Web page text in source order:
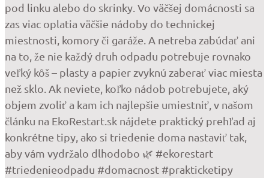
pod linku alebo do skrinky. Vo väčšej domácnosti sa
zas viac oplatia väčšie nádoby do technickej
miestnosti, komory či garáže. A netreba zabúdať ani
na to, že nie každý druh odpadu potrebuje rovnako
veľký kôš – plasty a papier zvyknú zaberať viac miesta
než sklo. Ak neviete, koľko nádob potrebujete, aký
objem zvoliť a kam ich najlepšie umiestniť, v našom
článku na EkoRestart.sk nájdete praktický prehľad aj
konkrétne tipy, ako si triedenie doma nastaviť tak,
aby vám vydržalo dlhodobo 🌿 #ekorestart
#triedenieodpadu #domacnost #prakticketipy